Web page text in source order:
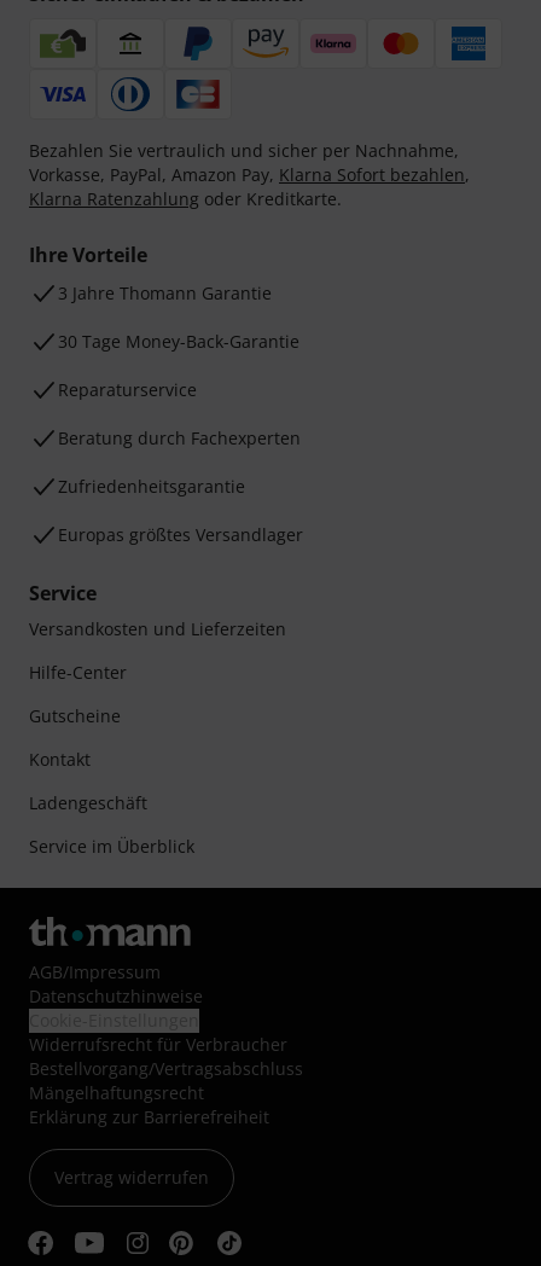
Bezahlen Sie vertraulich und sicher per Nachnahme,
Vorkasse, PayPal, Amazon Pay, Klarna Sofort bezahlen,
Klarna Ratenzahlung oder Kreditkarte.
Ihre Vorteile
3 Jahre Thomann Garantie
30 Tage Money-Back-Garantie
Reparaturservice
Beratung durch Fachexperten
Zufriedenheitsgarantie
Europas größtes Versandlager
Service
Versandkosten und Lieferzeiten
Hilfe-Center
Gutscheine
Kontakt
Ladengeschäft
Service im Überblick
AGB/Impressum
Datenschutzhinweise
Widerrufsrecht für Verbraucher
Bestellvorgang/Vertragsabschluss
Mängelhaftungsrecht
Erklärung zur Barrierefreiheit
Vertrag widerrufen